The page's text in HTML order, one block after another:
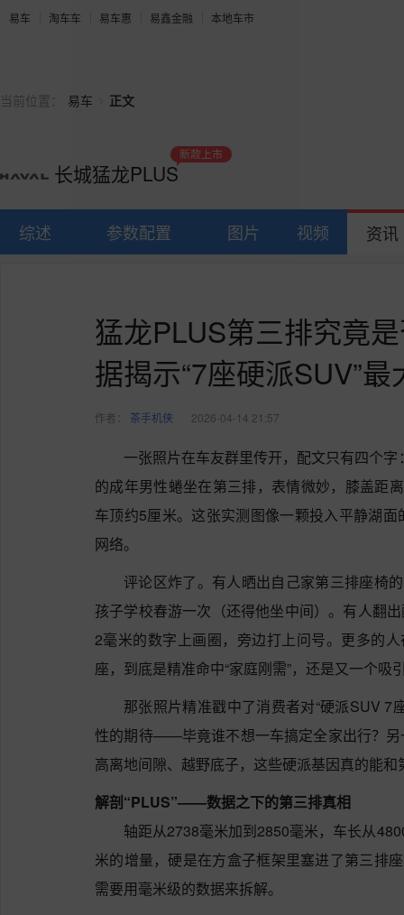
易车 淘车车 易车惠 易鑫金融 本地车市
当前位置： 易车 正文
长城猛龙PLUS
新款上市
综述 参数配置 图片 视频 资讯
猛龙PLUS第三排究竟
据揭示“7座硬派SUV”
作者： 茶手机侠 2026-04-14 21:57
一张照片在车友群里传开，配文只有四个
的成年男性蜷坐在第三排，表情微妙，膝盖距
车顶约5厘米。这张实测图像一颗投入平静湖
网络。
评论区炸了。有人晒出自己家第三排座椅
孩子学校春游一次（还得他坐中间）。有人翻
2毫米的数字上画圈，旁边打上问号。更多的
座，到底是精准命中“家庭刚需”，还是又一个吸
那张照片精准戳中了消费者对“硬派SUV 7
性的期待——毕竟谁不想一车搞定全家出行？
高离地间隙、越野底子，这些硬派基因真的能
解剖“PLUS”——数据之下的第三排真相
轴距从2738毫米加到2850毫米，车长从
米的增量，硬是在方盒子框架里塞进了第三排
需要用毫米级的数据来拆解。